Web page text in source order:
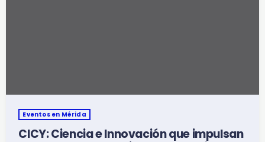
Eventos en Mérida
CICY: Ciencia e Innovación que impulsan